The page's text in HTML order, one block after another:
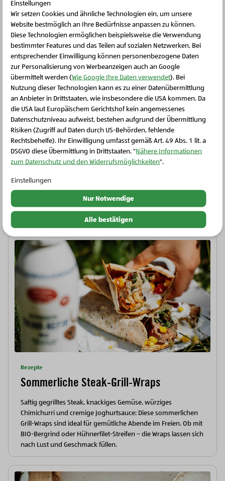
Schritt 5
Den Kuchen auf mittlerer Schiene bei Heißluft
160°C oder Ober- Unterhitze 180°C ca. 50-60
Minuten backen. Stäbchenprobe nicht vergessen!
Wenn noch Reste am Stäbchen beim Reinstechen
kleben, den Kuchen noch weiterbacken.
Schritt 6
Wenn er fertig ist, abkühlen lassen und aus der
Kranzform stürzen. Genießen!
Weitere Rezepte
Rezepte
Sommerliche Steak-Grill-Wraps
Saftig gegrilltes Steak, knackiges Gemüse, würziges
Chimichurri und cremige Joghurtsauce: Diese sommerlichen
Grill-Wraps sind ideal für gemütliche Abende im Freien. Ob mit
BIO-Bergrind oder Hühnerfilet-Streifen – die Wraps lassen sich
nach Lust und Geschmack füllen.
Schließen Sie dieses Feld
Einstellungen
Wir setzen Cookies und ähnliche Technologien ein, um unsere
Website bestmöglich an Ihre Bedürfnisse anpassen zu können.
Diese Technologien ermöglichen beispielsweise die Verwendung
bestimmter Features und das Teilen auf sozialen Netzwerken. Bei
entsprechender Einwilligung können personenbezogene Daten
zur Personalisierung von Werbeanzeigen auch an Google
übermittelt werden (Wie Google Ihre Daten verwendet). Bei
Nutzung dieser Technologien kann es zu einer Datenübermittlung
an Anbieter in Drittstaaten, wie insbesondere die USA kommen. Da
die USA laut Europäischem Gerichtshof kein angemessenes
Datenschutzniveau aufweist, bestehen aufgrund der Übermittlung
Risiken (Zugriff auf Daten durch US-Behörden, fehlende
Rechtsbehelfe). Ihr Einwilligung umfasst gemäß Art. 49 Abs. 1 lit. a
DSGVO diese Übermittlung in Drittstaaten. "Nähere Informationen
zum Datenschutz und den Widerrufsmöglichkeiten".
Einstellungen
Nur Notwendige
Alle bestätigen